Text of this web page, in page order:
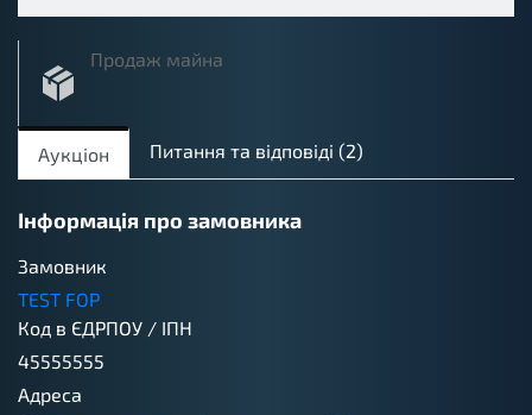
Продаж майна
Аукціон Питання та вiдповiдi (2)
Інформація про замовника
Замовник
TEST FOP
Код в ЄДРПОУ / ІПН
45555555
Адреса